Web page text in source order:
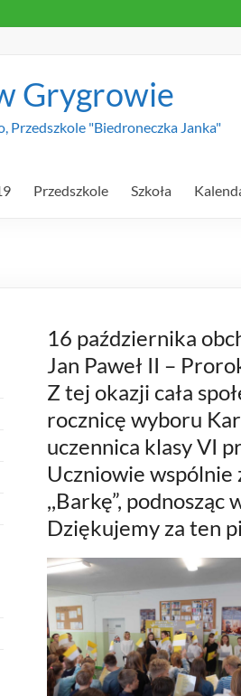
Grygrowie
Przedszkole "Biedroneczka Janka"
Przedszkole Szkoła
16 października
Jan Paweł II –
Z tej okazji cała
rocznicę wyboru
uczennica klasy VI
Uczniowie wspólnie
,,Barkę”, podnosząc
Dziękujemy za ten